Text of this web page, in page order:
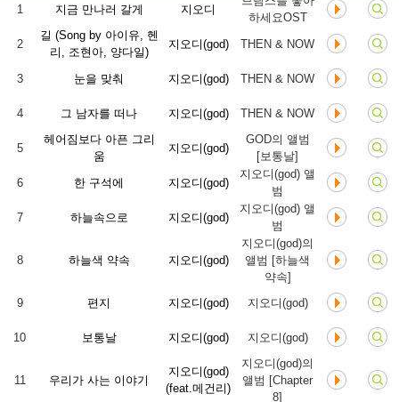
1
지금 만나러 갈게 지오디
하세요OST
2
길 (Song by 아이유, 헨
리, 조현아, 양다일)
지오디(god) THEN & NOW
3 눈을 맞춰 지오디(god) THEN & NOW
4 그 남자를 떠나 지오디(god) THEN & NOW
5
헤어짐보다 아픈 그리
움
지오디(god)
GOD의 앨범
[보통날]
6
한 구석에 지오디(god)
지오디(god) 앨
범
7
하늘속으로 지오디(god)
지오디(god) 앨
범
8 하늘색 약속 지오디(god)
지오디(god)의
앨범 [하늘색
약속]
9
편지 지오디(god) 지오디(god)
10 보통날 지오디(god) 지오디(god)
11 우리가 사는 이야기
지오디(god)
(feat.메건리)
지오디(god)의
앨범 [Chapter
8]